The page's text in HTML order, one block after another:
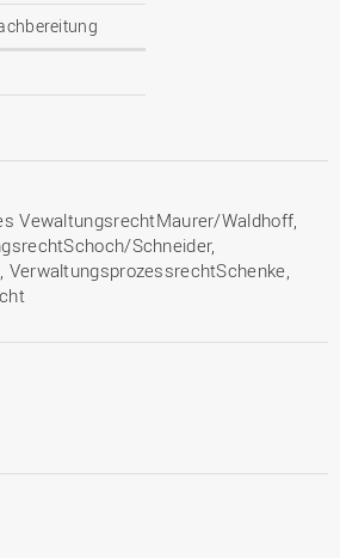
VewaltungsrechtMaurer/Waldhoff,
Schneider,